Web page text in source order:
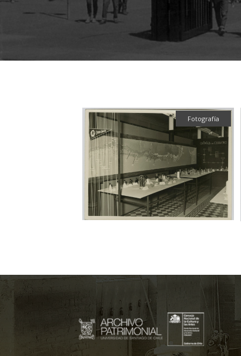
Fotografía